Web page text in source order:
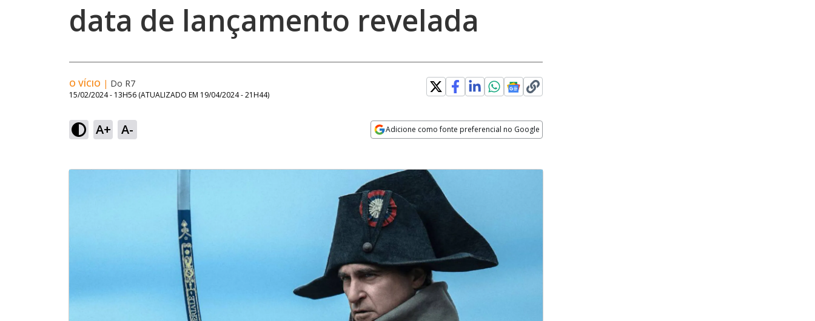
data de lançamento revelada
O VÍCIO | Do R7
15/02/2024 - 13H56 (ATUALIZADO EM 19/04/2024 - 21H44)
A+ A- Adicione como fonte preferencial no Google